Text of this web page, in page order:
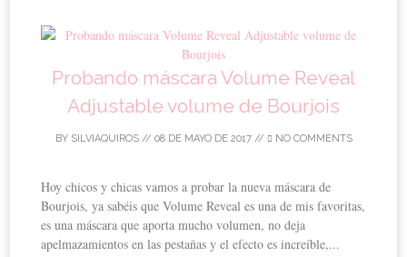
Probando máscara Volume Reveal
Adjustable volume de Bourjois
BY SILVIAQUIROS// 08 DE MAYO DE 2017// NO COMMENTS
Hoy chicos y chicas vamos a probar la nueva máscara de
Bourjois, ya sabéis que Volume Reveal es una de mis favoritas,
es una máscara que aporta mucho volumen, no deja
apelmazamientos en las pestañas y el efecto es increíble,...